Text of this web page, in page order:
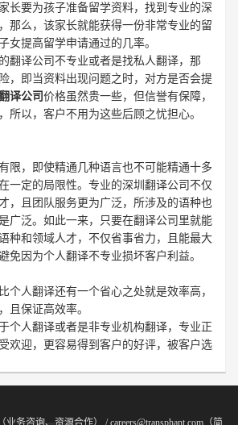
长要为孩子准备留学资料，找到专业的深
那么，该家长就能获得一份非常专业的留
女提高留学申请通过的几率。
翻译公司不专业或者是找私人翻译，那
，即当资料出现问题之时，对方是否会提
译公司价格虽然贵一些，但信誉有保障，
所以，客户不用为这些后顾之忧担心。
限，即使精通几种语言也不可能精通十多
一定的局限性。专业的深圳翻译公司不仅
，且团队服务更为广泛，所涉及的语种也
广泛。如此一来，只要在翻译公司里就能
种和领域人才，不仅省事省力，且能最大
免因为个人翻译不专业损坏客户利益。
比个人翻译还有一个省心之处就是效率高，
且保证高效率。
个人翻译或者是非专业机构翻译，专业正
欢迎，更容易得到客户的好评，被客户选
业务咨询、资源合作） / careers@transphant.com（简